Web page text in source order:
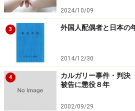
今、日本で暮らすことを選択す
先15年くらいは日本にいることに
当によく話し合っています」
子どもへの愛情も含めて
2024/10/09
3 外国人配偶者と日本の
2014/12/30
4
カルガリー事件・判
被告に懲役８年
2002/09/29